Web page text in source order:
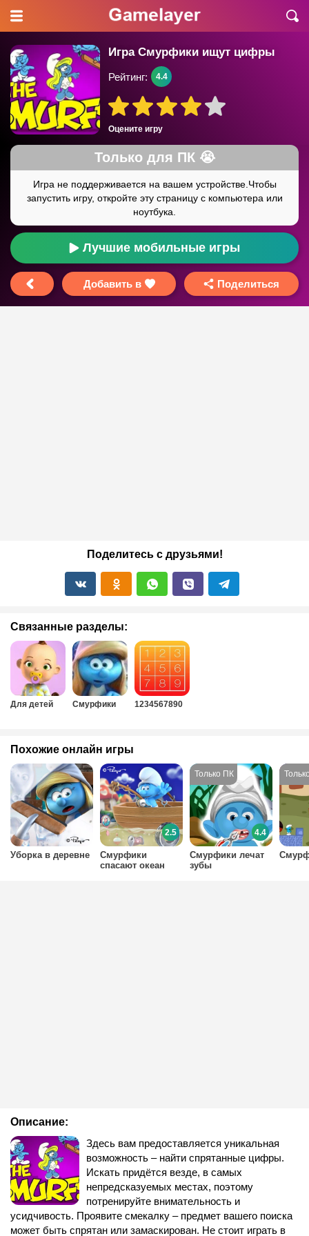
Игра Смурфики ищут цифры
Оцените игру
Рейтинг: 4.4
Лучшие мобильные игры
Добавить в Поделиться
Поделитесь с друзьями!
Связанные разделы:
Для детей Смурфики 1234567890
Описание:
Здесь вам предоставляется уникальная
возможность – найти спрятанные цифры.
Искать придётся везде, в самых
непредсказуемых местах, поэтому
потренируйте внимательность и
усидчивость. Проявите смекалку – предмет вашего поиска
может быть спрятан или замаскирован. Не стоит играть в
Похожие онлайн игры
Смурфики лечат
зубы
4.4
Уборка в деревне
Смурфики
спасают океан
2.5